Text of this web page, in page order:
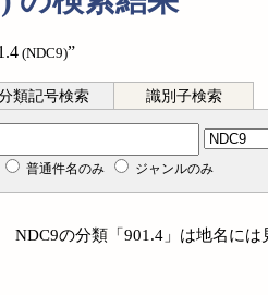
(NDC9)”
類記号検索 識別子検索
普通件名のみ ジャンルのみ
NDC9の分類「901.4」は地名に